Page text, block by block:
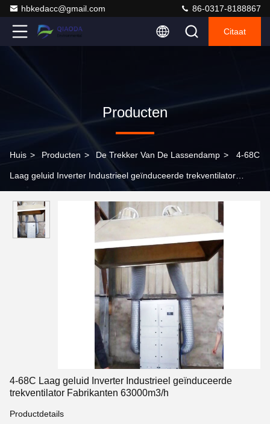
hbkedacc@gmail.com 86-0317-8188867
Citaat
Producten
Huis > Producten > De Trekker Van De Lassendamp > 4-68C
Laag geluid Inverter Industrieel geïnduceerde trekventilator
4-68C Laag geluid Inverter Industrieel geïnduceerde
trekventilator Fabrikanten 63000m3/h
Productdetails